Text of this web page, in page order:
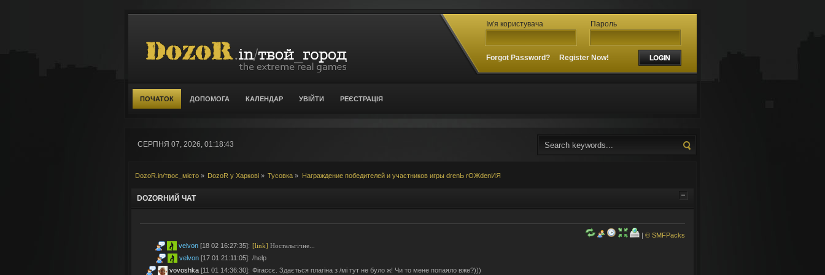
Ім'я користувача Пароль
Forgot Password? Register Now!
ПОЧАТОК ДОПОМОГА КАЛЕНДАР УВІЙТИ РЕЄСТРАЦІЯ
СЕРПНЯ 07, 2026, 01:18:43
DozoR.in/твоє_місто» DozoR у Харкові» Тусовка » Награждение победителей и участников игры drenЬ rОЖdenИЯ
DOZORНИЙ ЧАТ
| © SMFPacks
velvon [18 02 16:27:35]: [link] Ностальгічне...
velvon [17 01 21:11:05]: /help
vovoshka [11 01 14:36:30]: Фігассє. Здається плагіна з /мі тут не було ж! Чи то мене попаяло вже?)))